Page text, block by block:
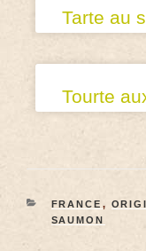
Tarte au
Tourte
FRANCE ,
SAUMON